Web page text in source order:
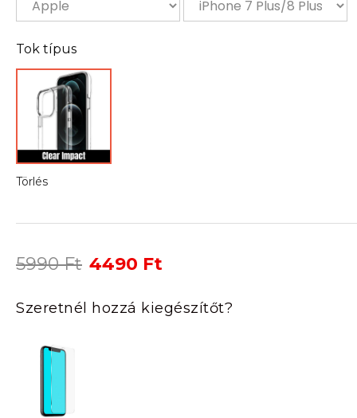
Tok típus
Törlés
5990Ft Original
was:
5990 Ft.
4490 Ft
is:
4490 Ft.
Szeretnél hozzá kiegészítőt?